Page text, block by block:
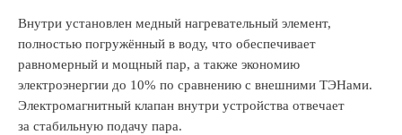
Внутри установлен медный нагревательный элемент,
полностью погружённый в воду, что обеспечивает
равномерный и мощный пар, а также экономию
электроэнергии до 10% по сравнению с внешними ТЭНами.
Электромагнитный клапан внутри устройства отвечает
за стабильную подачу пара.